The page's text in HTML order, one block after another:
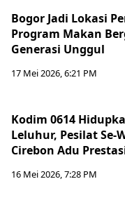
Bogor Jadi Lokasi
Program Makan
Generasi Unggul
17 Mei 2026, 6:21 PM
Kodim 0614
Leluhur, Pesilat Se-
Cirebon Adu
16 Mei 2026, 7:28 PM